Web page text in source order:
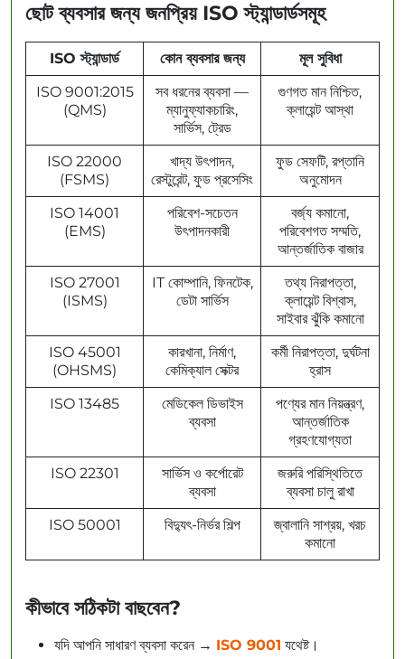
ছোট ব্যবসার জন্য জনপ্রিয় ISO স্ট্যান্ডার্ডসমূহ
ISO স্ট্যান্ডার্ড কোন ব্যবসার জন্য
মূল সুবিধা
ISO 9001:2015
(QMS)
সব ধরনের ব্যবসা —
ম্যানুফ্যাকচারিং,
সার্ভিস, ট্রেড
গুণগত মান নিশ্চিত,
ক্লায়েন্ট আস্থা
ISO 22000
(FSMS)
খাদ্য উৎপাদন,
রেস্টুরেন্ট, ফুড প্রসেসিং
ফুড সেফটি, রপ্তানি
অনুমোদন
ISO 14001
(EMS)
পরিবেশ-সচেতন
উৎপাদনকারী
বর্জ্য কমানো,
পরিবেশগত সম্মতি,
আন্তর্জাতিক বাজার
ISO 27001
(ISMS)
IT কোম্পানি, ফিনটেক,
ডেটা সার্ভিস
তথ্য নিরাপত্তা,
ক্লায়েন্ট বিশ্বাস,
সাইবার ঝুঁকি কমানো
ISO 45001
(OHSMS)
কারখানা, নির্মাণ,
কেমিক্যাল সেক্টর
কর্মী নিরাপত্তা, দুর্ঘটনা
হ্রাস
ISO 13485
মেডিকেল ডিভাইস
ব্যবসা
পণ্যের মান নিয়ন্ত্রণ,
আন্তর্জাতিক
গ্রহণযোগ্যতা
ISO 22301
সার্ভিস ও কর্পোরেট
ব্যবসা
জরুরি পরিস্থিতিতে
ব্যবসা চালু রাখা
ISO 50001
বিদ্যুৎ-নির্ভর শিল্প
জ্বালানি সাশ্রয়, খরচ
কমানো
কীভাবে সঠিকটা বাছবেন?
যদি আপনি সাধারণ ব্যবসা করেন → ISO 9001 যথেষ্ট।